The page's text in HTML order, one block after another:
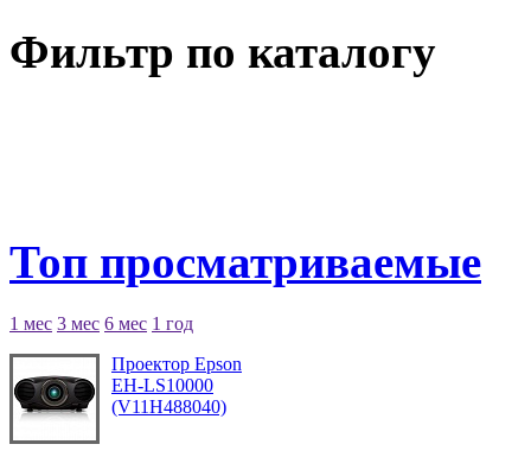
Фильтр по каталогу
Топ просматриваемые
1 мес 3 мес 6 мес 1 год
Проектор Epson
EH-LS10000
(V11H488040)